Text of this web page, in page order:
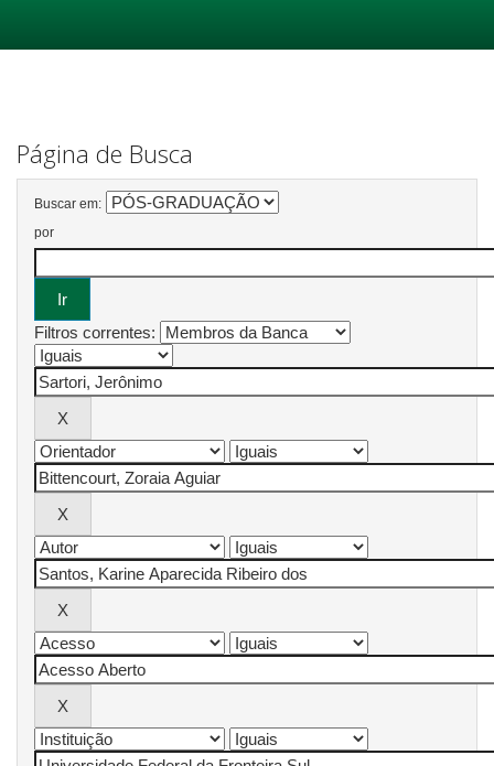
Página de Busca
Buscar em:
por
Filtros correntes: